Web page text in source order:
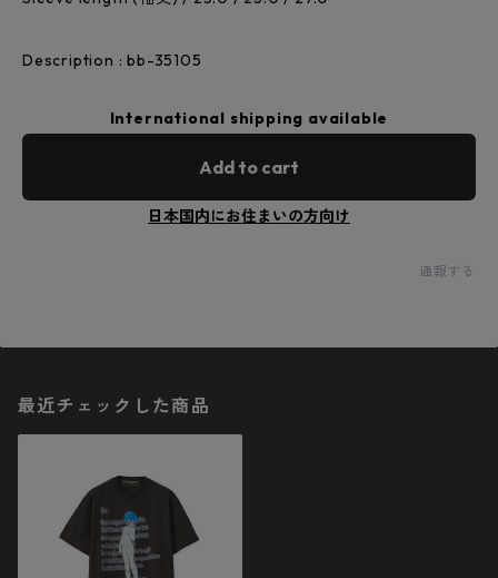
Description : bb-35105
International shipping available
Add to cart
日本国内にお住まいの方向け
通報する
最近チェックした商品